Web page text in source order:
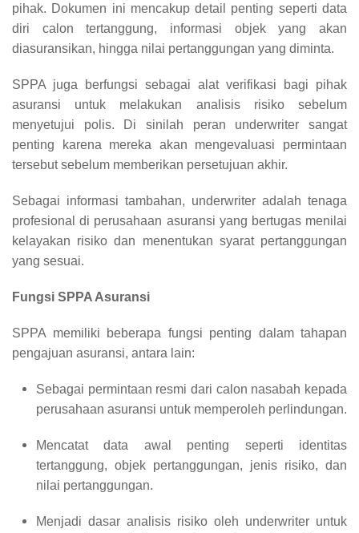
pihak. Dokumen ini mencakup detail penting seperti data
diri calon tertanggung, informasi objek yang akan
diasuransikan, hingga nilai pertanggungan yang diminta.
SPPA juga berfungsi sebagai alat verifikasi bagi pihak
asuransi untuk melakukan analisis risiko sebelum
menyetujui polis. Di sinilah peran underwriter sangat
penting karena mereka akan mengevaluasi permintaan
tersebut sebelum memberikan persetujuan akhir.
Sebagai informasi tambahan, underwriter adalah tenaga
profesional di perusahaan asuransi yang bertugas menilai
kelayakan risiko dan menentukan syarat pertanggungan
yang sesuai.
Fungsi SPPA Asuransi
SPPA memiliki beberapa fungsi penting dalam tahapan
pengajuan asuransi, antara lain:
Sebagai permintaan resmi dari calon nasabah kepada
perusahaan asuransi untuk memperoleh perlindungan.
Mencatat data awal penting seperti identitas
tertanggung, objek pertanggungan, jenis risiko, dan
nilai pertanggungan.
Menjadi dasar analisis risiko oleh underwriter untuk